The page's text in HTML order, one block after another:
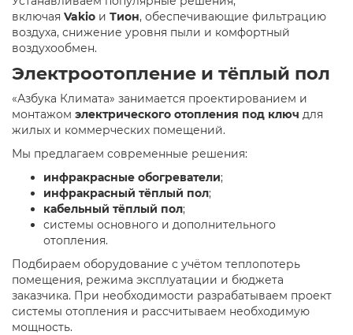
включая Vakio и Тион, обеспечивающие фильтрацию
воздуха, снижение уровня пыли и комфортный
воздухообмен.
Электроотопление и тёплый пол
«Азбука Климата» занимается проектированием и
монтажом электрического отопления под ключ для
жилых и коммерческих помещений.
Мы предлагаем современные решения:
инфракрасные обогреватели;
инфракрасный тёплый пол;
кабельный тёплый пол;
системы основного и дополнительного
отопления.
Подбираем оборудование с учётом теплопотерь
помещения, режима эксплуатации и бюджета
заказчика. При необходимости разрабатываем проект
системы отопления и рассчитываем необходимую
мощность.